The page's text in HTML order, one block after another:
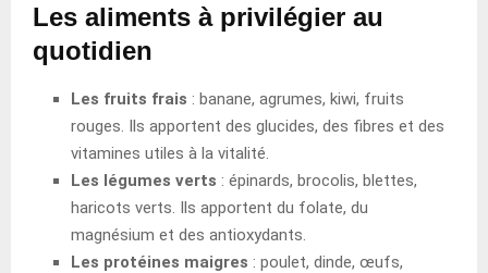
Les aliments à privilégier au
quotidien
Les fruits frais : banane, agrumes, kiwi, fruits
rouges. Ils apportent des glucides, des fibres et des
vitamines utiles à la vitalité.
Les légumes verts : épinards, brocolis, blettes,
haricots verts. Ils apportent du folate, du
magnésium et des antioxydants.
Les protéines maigres : poulet, dinde, œufs,